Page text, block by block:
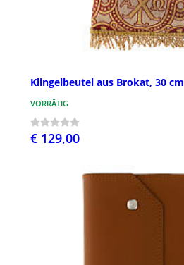
Klingelbeutel aus Brokat, 30 cm
VORRÄTIG
€ 129,00